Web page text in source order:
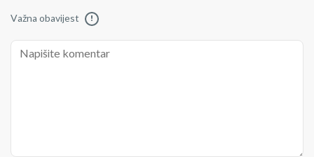
Važna obavijest !